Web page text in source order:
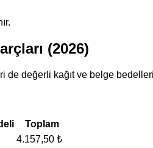
(2026)
de değerli kağıt ve belge
Toplam
4.157,50 ₺